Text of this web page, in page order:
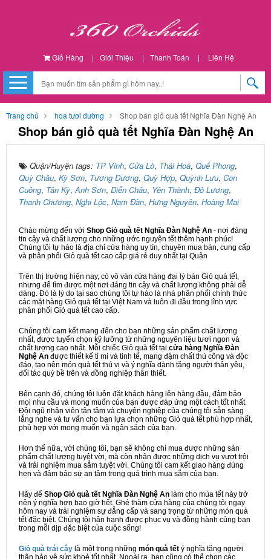
Giỏ Hàng | Giới Thiệu | Thanh Toán | Liên Hệ
Trang chủ hoa tươi đường Shop bán giỏ quà tết Nghĩa Đàn Nghệ An
Shop bán giỏ quà tết Nghĩa Đàn Nghệ An
Quận/Huyện tags: TP Vinh, Cửa Lò, Thái Hoà, Quế Phong,
Quỳ Châu, Kỳ Sơn, Tương Dương, Quỳ Hợp, Quỳnh Lưu, Con
Cuông, Tân Kỳ,Anh Sơn, Diễn Châu, Yên Thành, Đô Lương,
Thanh Chương, Nghi Lộc, Nam Đàn, Hưng Nguyên, Hoàng Mai
Chào mừng đến với Shop Giỏ quà tết Nghĩa Đàn Nghệ An - nơi đáng
tin cậy và chất lượng cho những ước nguyện tết thêm hạnh phúc!
Chúng tôi tự hào là địa chỉ cửa hàng uy tín, chuyên mua bán, cung cấp
và phân phối Giỏ quà tết cao cấp giá rẻ duy nhất tại Quận
Trên thị trường hiện nay, có vô vàn cửa hàng đại lý bán Giỏ quà tết,
nhưng để tìm được một nơi đáng tin cậy và chất lượng không phải dễ
dàng. Đó là lý do tại sao chúng tôi tự hào là nhà phân phối chính thức
các mặt hàng Giỏ quà tết tại Việt Nam và luôn đi đầu trong lĩnh vực
phân phối Giỏ quà tết cao cấp.
Chúng tôi cam kết mang đến cho bạn những sản phẩm chất lượng
nhất, được tuyển chọn kỹ lưỡng từ những nguyên liệu tươi ngon và
chất lượng cao nhất. Mỗi chiếc Giỏ quà tết tại cửa hàng Nghĩa Đàn
Nghệ An được thiết kế tỉ mỉ và tinh tế, mang đậm chất thủ công và độc
đáo, tạo nên món quà tết thú vị và ý nghĩa dành tặng người thân yêu,
đối tác quý bề trên và đồng nghiệp thân thiết.
Bên cạnh đó, chúng tôi luôn đặt khách hàng lên hàng đầu, đảm bảo
mọi nhu cầu và mong muốn của bạn được đáp ứng một cách tốt nhất.
Đội ngũ nhân viên tận tâm và chuyên nghiệp của chúng tôi sẵn sàng
lắng nghe và tư vấn cho bạn lựa chọn những Giỏ quà tết phù hợp nhất,
phù hợp với mong muốn và ngân sách của bạn.
Hơn thế nữa, với chúng tôi, bạn sẽ không chỉ mua được những sản
phẩm chất lượng tuyệt vời, mà còn nhận được những dịch vụ vượt trội
và trải nghiệm mua sắm tuyệt vời. Chúng tôi cam kết giao hàng đúng
hẹn và đảm bảo sự an tâm trong quá trình mua sắm của bạn.
Hãy để Shop Giỏ quà tết Nghĩa Đàn Nghệ An làm cho mùa tết này trở
nên ý nghĩa hơn bao giờ hết. Ghé thăm cửa hàng của chúng tôi ngay
hôm nay và trải nghiệm sự đẳng cấp và sang trọng từ những món quà
tết đặc biệt. Chúng tôi hân hạnh được phục vụ và đồng hành cùng bạn
trong mỗi dịp đặc biệt của cuộc sống!
Giỏ quà trái cây là một trong những món quà tết ý nghĩa tặng người
thân bảo vệ sức khoẻ tốt nhất. Ngoài ra, bạn cũng có thể chọn các